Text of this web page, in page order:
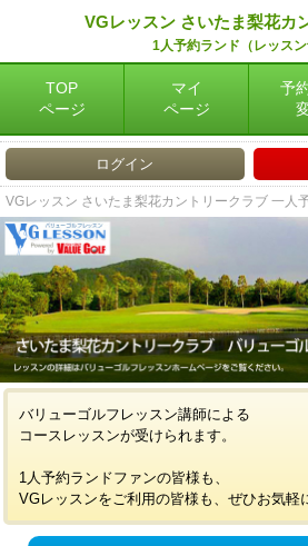
VGレッスン さいたま梨花カ
1人予約ランド（レッスン
TOP
ページ
マイ
ページ
予
ログイン
VGレッスン さいたま梨花カントリークラブ 一人
バリューゴルフレッスン講師による
コースレッスンが受けられます。
1人予約ランドファンの皆様も、
VGレッスンをご利用の皆様も、ぜひお気軽